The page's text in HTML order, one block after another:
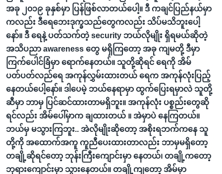
အခု ၂၀၁၉ ခုနှစ်မှာ ပြန်ဖြစ်လာတယ်ပေါ့။ ဒီ ကချင်ပြည်နယ်မှာ
ကလည်း ဒီရေဘေးဒုက္ခသည်တွေကလည်း သိပ်မသိဘူးပေါ့
နော်။ ဒီ ရေနဲ့ ပတ်သက်တဲ့ security ဘယ်လိုမျိုး ရှိရမယ်ဆိုတဲ့
အသိပညာ awareness တွေ မရှိကြတော့ အခု ကျမတို့ ဒီမှာ
ကြက်ပေါင်ခြံမှာ ရောက်နေတယ်။ သူတို့ဆိုရင် ရေကို အိမ်
ပတ်ပတ်လည်ရေ အကုန်လွှမ်းထားတယ် ရေက အကုန်လုံးပြည့်
နေတယ်ပေါ့နော်။ ဒါပေမဲ့ ဘယ်နေရာမှာ ထွက်ပြေးရမှာလဲ သူတို့
ဆီမှာ ဘာမှ ပြင်ဆင်ထားတာမရှိဘူး။ အကုန်လုံး ပစ္စည်းတွေဆို
ရင်လည်း အိမ်ပေါ်မှာက ချထားတယ် ။ အဲမှာပဲ နေကြတယ်။
ဘယ်မှ မသွားကြဘူး.. အဲလိုမျိုးဆိုတော့ အစိုးရဘက်ကနေ သူ
တို့ကို အထောက်အကူ ကူညီပေးထားတာလည်း ဘာမှမရှိတော့
တချို့ဆိုရင်တော့ ဘုန်းကြီးကျောင်းမှာ နေတယ်၊ တချို့ကတော့
ဘုရားကျောင်းမှာ သွားနေတယ်။ တချို့ကျတော့ အိမ်မှာ